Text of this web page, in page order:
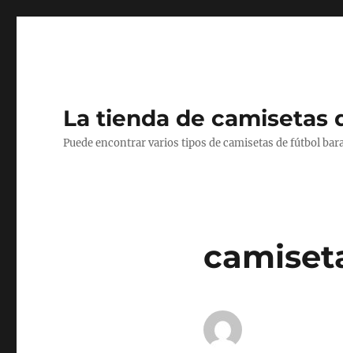
La tienda de camisetas
Puede encontrar varios tipos de camisetas de fútbol